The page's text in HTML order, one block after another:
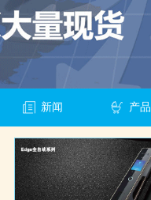
新闻 产品